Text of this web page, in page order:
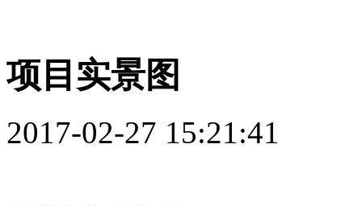
项目实景图
2017-02-27 15:21:41